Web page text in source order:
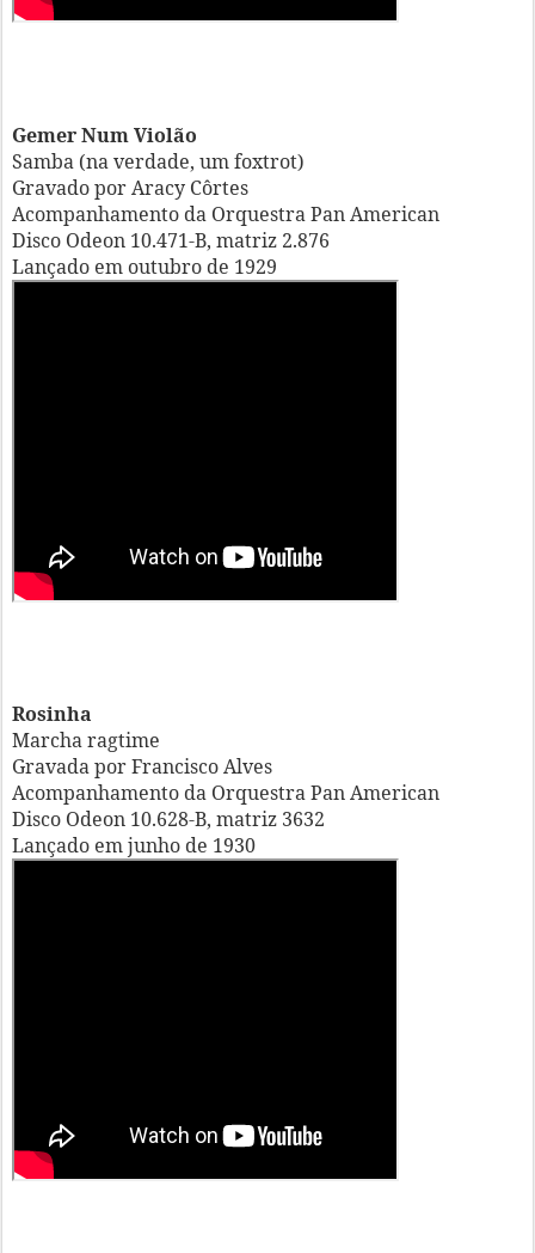
Gemer Num Violão
Samba (na verdade, um foxtrot)
Gravado por Aracy Côrtes
Acompanhamento da Orquestra Pan American
Disco Odeon 10.471-B, matriz 2.876
Lançado em outubro de 1929
Rosinha
Marcha ragtime
Gravada por Francisco Alves
Acompanhamento da Orquestra Pan American
Disco Odeon 10.628-B, matriz 3632
Lançado em junho de 1930